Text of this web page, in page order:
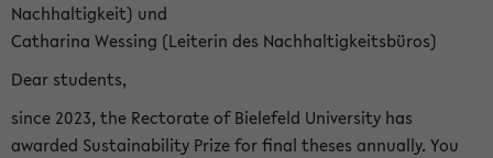
Nachhaltigkeit) und
Catharina Wessing (Leiterin des Nachhaltigkeitsbüros)
Dear students,
since 2023, the Rectorate of Bielefeld University has
awarded Sustainability Prize for final theses annually. You